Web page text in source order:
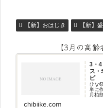
【新】おはじき 【新】
【3月の高
3・
ス
ピ
ひな
単に
月柏
日）
chibiike.com